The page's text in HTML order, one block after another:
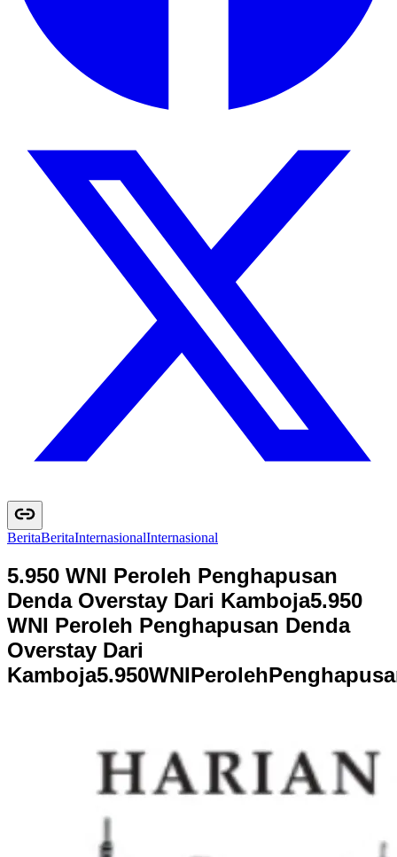
BeritaBeritaInternasionalInternasional
5.950 WNI Peroleh Penghapusan
Denda Overstay Dari Kamboja5.950
WNI Peroleh Penghapusan Denda
Overstay Dari
Kamboja5.950WNIPerolehPenghapusa